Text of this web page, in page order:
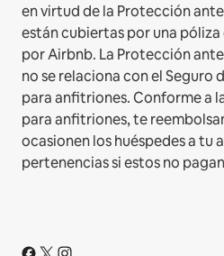
en virtud de la Protección
están cubiertas por una
por Airbnb. La Protección
no se relaciona con el Seguro
para anfitriones. Conforme a
para anfitriones, te
ocasionen los huéspedes a tu
pertenencias si estos no